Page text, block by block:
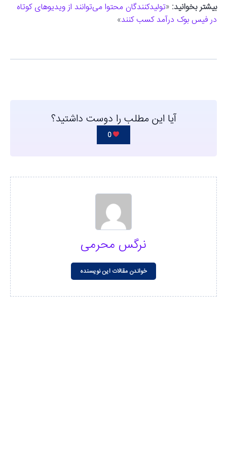
بیشتر بخوانید: «تولیدکنندگان محتوا می‌توانند از ویدیوهای کوتاه
در فیس بوک درآمد کسب کنند»
آیا این مطلب را دوست داشتید؟
0
نرگس محرمی
خواندن مقالات این نویسنده